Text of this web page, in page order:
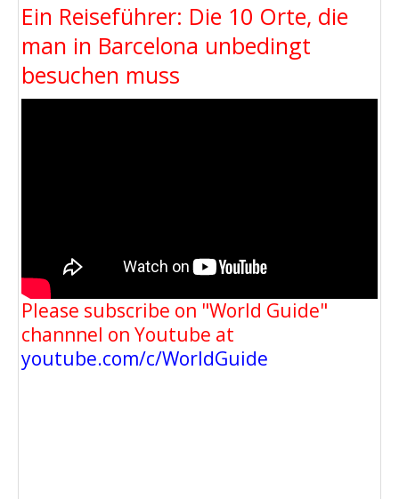
Ein Reiseführer: Die 10 Orte, die
man in Barcelona unbedingt
besuchen muss
Please subscribe on "World Guide"
channnel on Youtube at
youtube.com/c/WorldGuide